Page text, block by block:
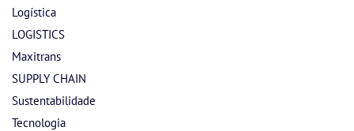
Logística
LOGISTICS
Maxitrans
SUPPLY CHAIN
Sustentabilidade
Tecnologia